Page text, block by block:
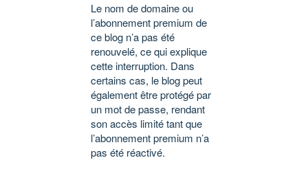
Le nom de domaine ou
l’abonnement premium de
ce blog n’a pas été
renouvelé, ce qui explique
cette interruption. Dans
certains cas, le blog peut
également être protégé par
un mot de passe, rendant
son accès limité tant que
l’abonnement premium n’a
pas été réactivé.